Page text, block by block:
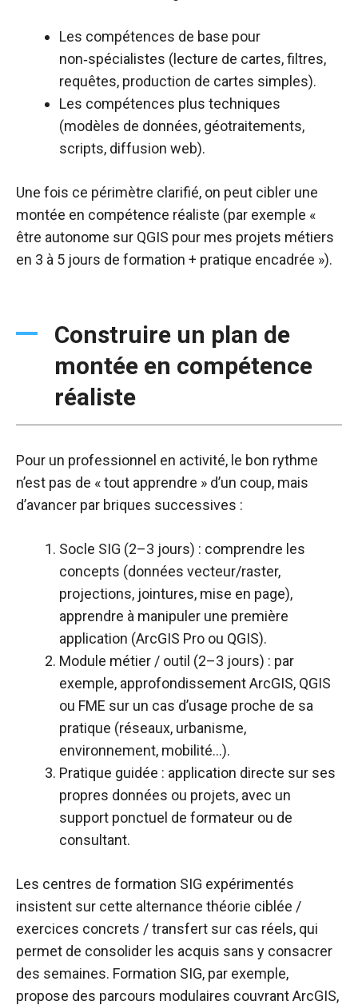
Les compétences de base pour
non‑spécialistes (lecture de cartes, filtres,
requêtes, production de cartes simples).​
Les compétences plus techniques
(modèles de données, géotraitements,
scripts, diffusion web).​
Une fois ce périmètre clarifié, on peut cibler une
montée en compétence réaliste (par exemple «
être autonome sur QGIS pour mes projets métiers
en 3 à 5 jours de formation + pratique encadrée »).​
Construire un plan de
montée en compétence
réaliste
Pour un professionnel en activité, le bon rythme
n’est pas de « tout apprendre » d’un coup, mais
d’avancer par briques successives :
Socle SIG (2–3 jours) : comprendre les
concepts (données vecteur/raster,
projections, jointures, mise en page),
apprendre à manipuler une première
application (ArcGIS Pro ou QGIS).​
Module métier / outil (2–3 jours) : par
exemple, approfondissement ArcGIS, QGIS
ou FME sur un cas d’usage proche de sa
pratique (réseaux, urbanisme,
environnement, mobilité…).​
Pratique guidée : application directe sur ses
propres données ou projets, avec un
support ponctuel de formateur ou de
consultant.​
Les centres de formation SIG expérimentés
insistent sur cette alternance théorie ciblée /
exercices concrets / transfert sur cas réels, qui
permet de consolider les acquis sans y consacrer
des semaines. Formation SIG, par exemple,
propose des parcours modulaires couvrant ArcGIS,